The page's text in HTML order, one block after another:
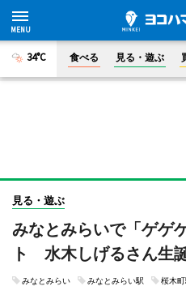
34°C 食べる 見る・遊ぶ
見る・遊ぶ
みなとみらいで「ゲゲ
ト 水木しげるさん生
みなとみらい みなとみらい駅 桜木町